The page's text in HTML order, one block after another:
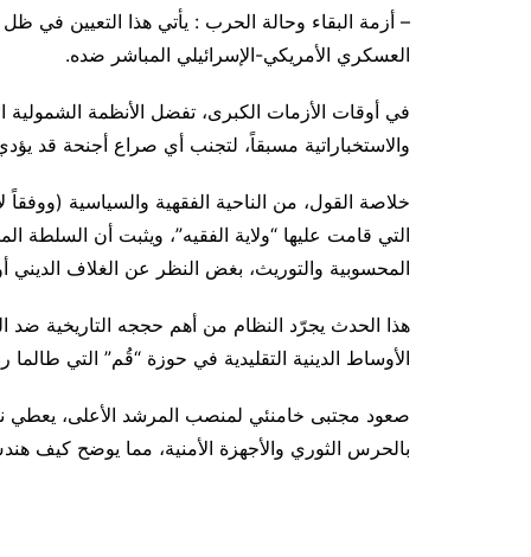
– أزمة البقاء وحالة الحرب : يأتي هذا التعيين في
العسكري الأمريكي-الإسرائيلي المباشر ضده.
في أوقات الأزمات الكبرى، تفضل الأنظمة الشمولية
والاستخباراتية مسبقاً، لتجنب أي صراع أجنحة قد
خلاصة القول، من الناحية الفقهية والسياسية (ووفقاً
التي قامت عليها “ولاية الفقيه”، ويثبت أن
المحسوبية والتوريث، بغض النظر عن الغلاف الديني
هذا الحدث يجرّد النظام من أهم حججه التاريخية ضد
الأوساط الدينية التقليدية في حوزة “قُم” التي
صعود مجتبى خامنئي لمنصب المرشد الأعلى، يعطي
بالحرس الثوري والأجهزة الأمنية، مما يوضح كيف